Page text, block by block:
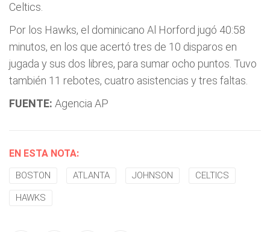
Celtics.
Por los Hawks, el dominicano Al Horford jugó 40:58
minutos, en los que acertó tres de 10 disparos en
jugada y sus dos libres, para sumar ocho puntos. Tuvo
también 11 rebotes, cuatro asistencias y tres faltas.
FUENTE: Agencia AP
EN ESTA NOTA:
BOSTON ATLANTA JOHNSON CELTICS
HAWKS